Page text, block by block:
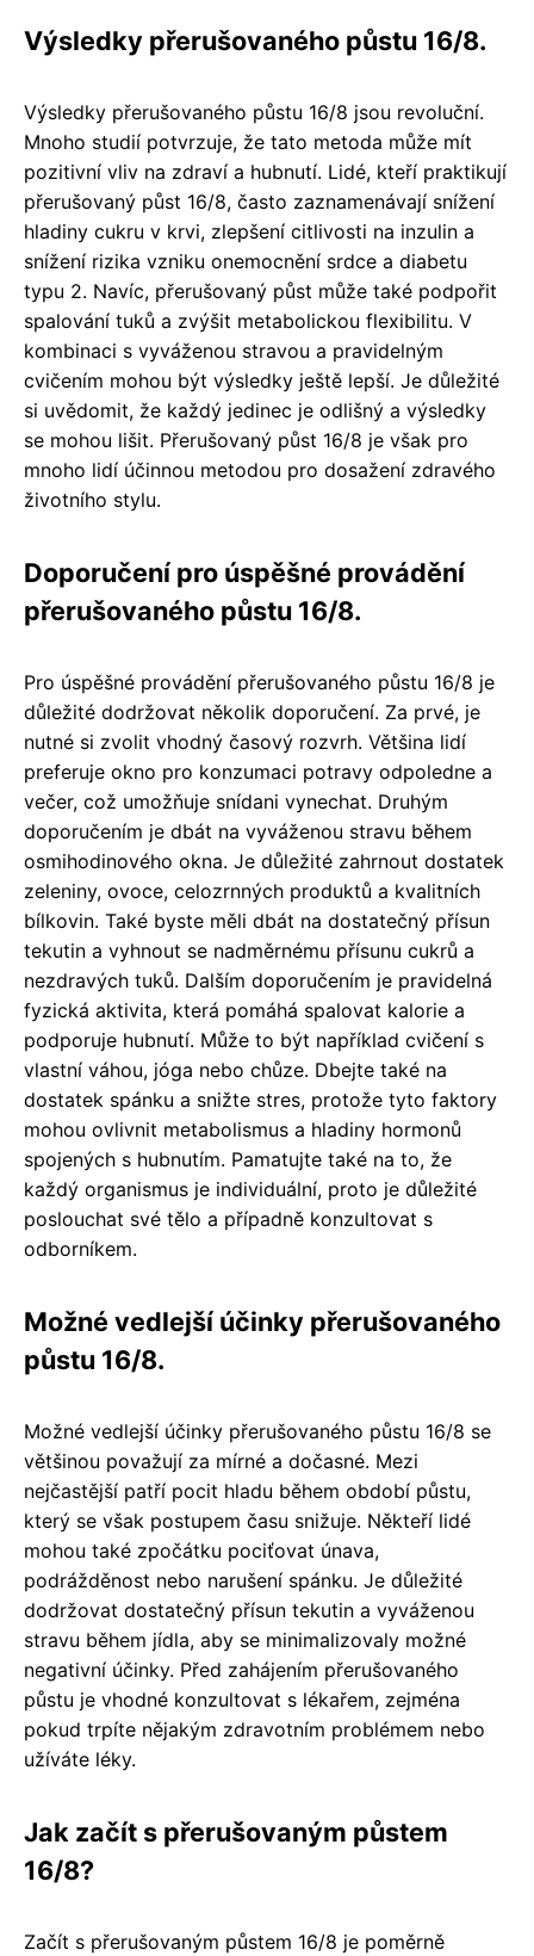
Výsledky přerušovaného půstu 16/8.
Výsledky přerušovaného půstu 16/8 jsou revoluční.
Mnoho studií potvrzuje, že tato metoda může mít
pozitivní vliv na zdraví a hubnutí. Lidé, kteří praktikují
přerušovaný půst 16/8, často zaznamenávají snížení
hladiny cukru v krvi, zlepšení citlivosti na inzulin a
snížení rizika vzniku onemocnění srdce a diabetu
typu 2. Navíc, přerušovaný půst může také podpořit
spalování tuků a zvýšit metabolickou flexibilitu. V
kombinaci s vyváženou stravou a pravidelným
cvičením mohou být výsledky ještě lepší. Je důležité
si uvědomit, že každý jedinec je odlišný a výsledky
se mohou lišit. Přerušovaný půst 16/8 je však pro
mnoho lidí účinnou metodou pro dosažení zdravého
životního stylu.
Doporučení pro úspěšné provádění
přerušovaného půstu 16/8.
Pro úspěšné provádění přerušovaného půstu 16/8 je
důležité dodržovat několik doporučení. Za prvé, je
nutné si zvolit vhodný časový rozvrh. Většina lidí
preferuje okno pro konzumaci potravy odpoledne a
večer, což umožňuje snídani vynechat. Druhým
doporučením je dbát na vyváženou stravu během
osmihodinového okna. Je důležité zahrnout dostatek
zeleniny, ovoce, celozrnných produktů a kvalitních
bílkovin. Také byste měli dbát na dostatečný přísun
tekutin a vyhnout se nadměrnému přísunu cukrů a
nezdravých tuků. Dalším doporučením je pravidelná
fyzická aktivita, která pomáhá spalovat kalorie a
podporuje hubnutí. Může to být například cvičení s
vlastní váhou, jóga nebo chůze. Dbejte také na
dostatek spánku a snižte stres, protože tyto faktory
mohou ovlivnit metabolismus a hladiny hormonů
spojených s hubnutím. Pamatujte také na to, že
každý organismus je individuální, proto je důležité
poslouchat své tělo a případně konzultovat s
odborníkem.
Možné vedlejší účinky přerušovaného
půstu 16/8.
Možné vedlejší účinky přerušovaného půstu 16/8 se
většinou považují za mírné a dočasné. Mezi
nejčastější patří pocit hladu během období půstu,
který se však postupem času snižuje. Někteří lidé
mohou také zpočátku pociťovat únava,
podrážděnost nebo narušení spánku. Je důležité
dodržovat dostatečný přísun tekutin a vyváženou
stravu během jídla, aby se minimalizovaly možné
negativní účinky. Před zahájením přerušovaného
půstu je vhodné konzultovat s lékařem, zejména
pokud trpíte nějakým zdravotním problémem nebo
užíváte léky.
Jak začít s přerušovaným půstem
16/8?
Začít s přerušovaným půstem 16/8 je poměrně